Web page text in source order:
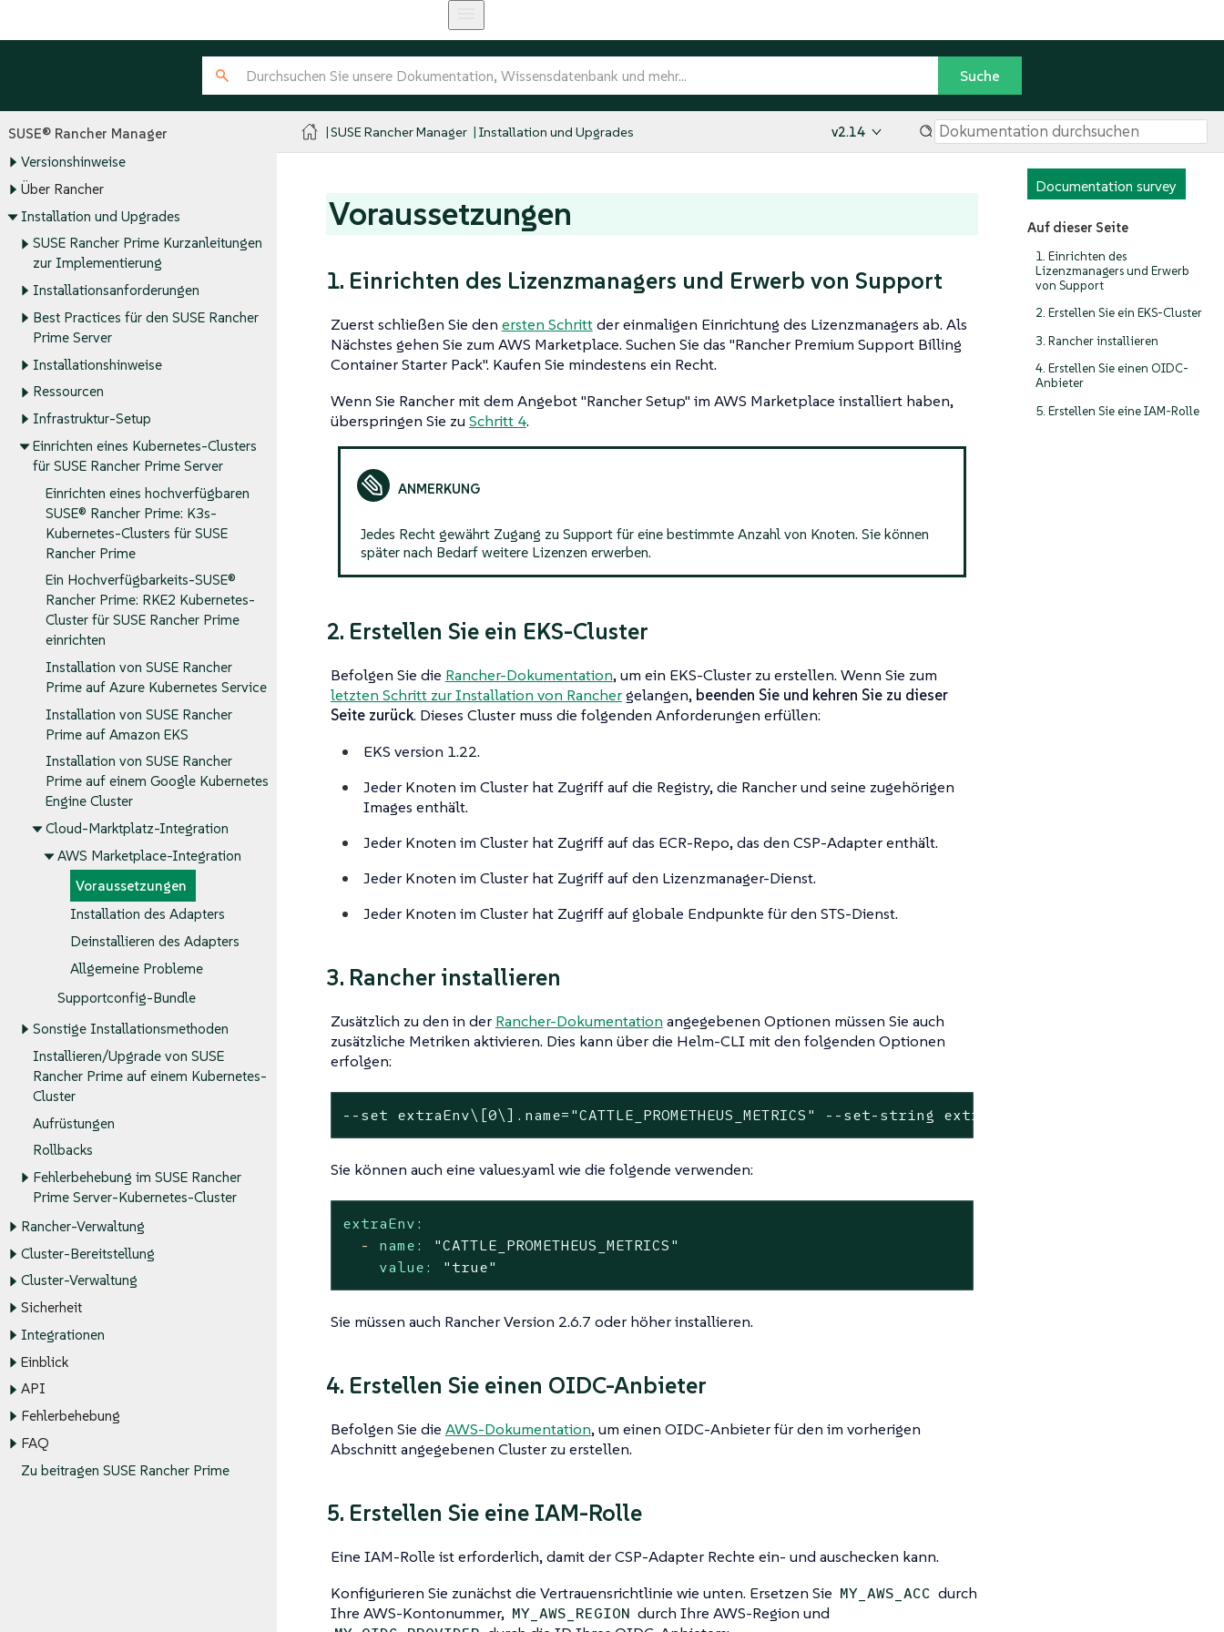
SUSE® Rancher Manager
Versionshinweise
Über Rancher
Installation und Upgrades
SUSE Rancher Prime Kurzanleitungen
zur Implementierung
Installationsanforderungen
Best Practices für den SUSE Rancher
Prime Server
Installationshinweise
Ressourcen
Infrastruktur-Setup
Einrichten eines Kubernetes-Clusters
für SUSE Rancher Prime Server
Einrichten eines hochverfügbaren
SUSE® Rancher Prime: K3s-
Kubernetes-Clusters für SUSE
Rancher Prime
Ein Hochverfügbarkeits-SUSE®
Rancher Prime: RKE2 Kubernetes-
Cluster für SUSE Rancher Prime
einrichten
Installation von SUSE Rancher
Prime auf Azure Kubernetes Service
Installation von SUSE Rancher
Prime auf Amazon EKS
Installation von SUSE Rancher
Prime auf einem Google Kubernetes
Engine Cluster
Cloud-Marktplatz-Integration
AWS Marketplace-Integration
Voraussetzungen
Installation des Adapters
Deinstallieren des Adapters
Allgemeine Probleme
Supportconfig-Bundle
Sonstige Installationsmethoden
Installieren/Upgrade von SUSE
Rancher Prime auf einem Kubernetes-
Cluster
Aufrüstungen
Rollbacks
Fehlerbehebung im SUSE Rancher
Prime Server-Kubernetes-Cluster
Rancher-Verwaltung
Cluster-Bereitstellung
Cluster-Verwaltung
Sicherheit
Integrationen
Einblick
API
Fehlerbehebung
FAQ
Zu beitragen SUSE Rancher Prime
SUSE Rancher Manager Installation und Upgrades v2.14
Documentation survey
Auf dieser Seite
1. Einrichten des
Lizenzmanagers und Erwerb
von Support
2. Erstellen Sie ein EKS-Cluster
3. Rancher installieren
4. Erstellen Sie einen OIDC-
Anbieter
5. Erstellen Sie eine IAM-Rolle
Voraussetzungen
1. Einrichten des Lizenzmanagers und Erwerb von Support
Zuerst schließen Sie den ersten Schrittder einmaligen Einrichtung des Lizenzmanagers ab. Als
Nächstes gehen Sie zum AWS Marketplace. Suchen Sie das "Rancher Premium Support Billing
Container Starter Pack". Kaufen Sie mindestens ein Recht.
Wenn Sie Rancher mit dem Angebot "Rancher Setup" im AWS Marketplace installiert haben,
überspringen Sie zu Schritt 4.
Jedes Recht gewährt Zugang zu Support für eine bestimmte Anzahl von Knoten. Sie können
später nach Bedarf weitere Lizenzen erwerben.
2. Erstellen Sie ein EKS-Cluster
Befolgen Sie die Rancher-Dokumentation, um ein EKS-Cluster zu erstellen. Wenn Sie zum
letzten Schritt zur Installation von Ranchergelangen, beenden Sie und kehren Sie zu dieser
Seite zurück. Dieses Cluster muss die folgenden Anforderungen erfüllen:
EKS version 1.22.
Jeder Knoten im Cluster hat Zugriff auf die Registry, die Rancher und seine zugehörigen
Images enthält.
Jeder Knoten im Cluster hat Zugriff auf das ECR-Repo, das den CSP-Adapter enthält.
Jeder Knoten im Cluster hat Zugriff auf den Lizenzmanager-Dienst.
Jeder Knoten im Cluster hat Zugriff auf globale Endpunkte für den STS-Dienst.
3. Rancher installieren
Zusätzlich zu den in der Rancher-Dokumentation angegebenen Optionen müssen Sie auch
zusätzliche Metriken aktivieren. Dies kann über die Helm-CLI mit den folgenden Optionen
erfolgen:
-- set extraEnv\[0\].name= "CATTLE_PROMETHEUS_METRICS" -- set-string extraEnv\[0\].value=
Sie können auch eine values.yaml wie die folgende verwenden:
extraEnv:
-
name:
"CATTLE_PROMETHEUS_METRICS"
value:
"true"
Sie müssen auch Rancher Version 2.6.7 oder höher installieren.
4. Erstellen Sie einen OIDC-Anbieter
Befolgen Sie die AWS-Dokumentation, um einen OIDC-Anbieter für den im vorherigen
Abschnitt angegebenen Cluster zu erstellen.
5. Erstellen Sie eine IAM-Rolle
Eine IAM-Rolle ist erforderlich, damit der CSP-Adapter Rechte ein- und auschecken kann.
Konfigurieren Sie zunächst die Vertrauensrichtlinie wie unten. Ersetzen Sie MY_AWS_ACC durch
Ihre AWS-Kontonummer, MY_AWS_REGION durch Ihre AWS-Region und